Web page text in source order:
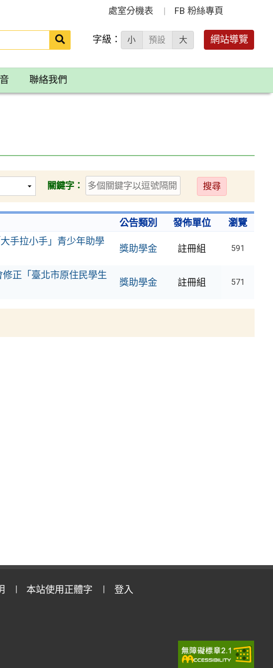
處室分機表 FB 粉絲專頁
送出 字級： 小 預設 大 網站導覽
聯絡我們
關鍵字：
送
出
公告類別 發佈單位 瀏覽
手拉小手」青少年助學
獎助學金 註冊組 591
正「臺北市原住民學生
獎助學金 註冊組 571
本站使用正體字 登入